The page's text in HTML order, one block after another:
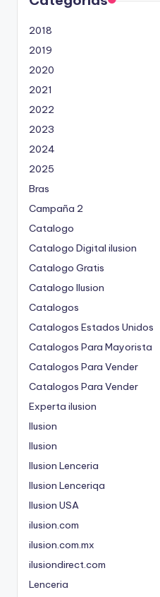
2018
2019
2020
2021
2022
2023
2024
2025
Bras
Campaña 2
Catalogo
Catalogo Digital ilusion
Catalogo Gratis
Catalogo Ilusion
Catalogos
Catalogos Estados Unidos
Catalogos Para Mayorista
Catalogos Para Vender
Catalogos Para Vender
Experta ilusion
Ilusion
Ilusion
Ilusion Lenceria
Ilusion Lenceriqa
Ilusion USA
ilusion.com
ilusion.com.mx
ilusiondirect.com
Lenceria